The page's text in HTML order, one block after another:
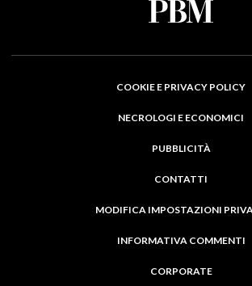
COOKIE E PRIVACY POLICY
NECROLOGI E ECONOMICI
PUBBLICITÀ
CONTATTI
MODIFICA IMPOSTAZIONI
INFORMATIVA COMMENTI
CORPORATE